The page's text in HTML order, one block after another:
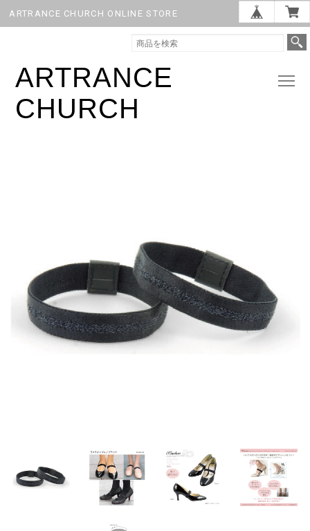
ARTRANCE CHURCH ONLINE STORE
ARTRANCE
CHURCH